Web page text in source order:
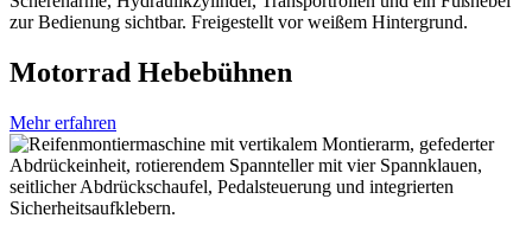
Motorrad Hebebühnen
Mehr erfahren